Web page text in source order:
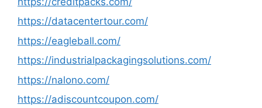
https://datacentertour.com/
https://eagleball.com/
https://industrialpackagingsolutions.com/
https://nalono.com/
https://adiscountcoupon.com/